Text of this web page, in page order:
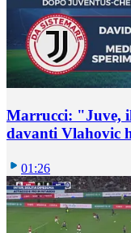
Marrucci: "Juve,
davanti Vlahovic
01:26